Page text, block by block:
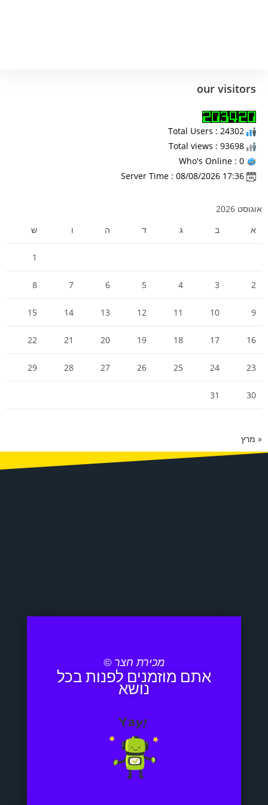
our visitors
אוגוסט 2026
א
ב ג ד ה ו ש
1
2
3
4
5
6
7
8
9
10
11
12
13
14
15
16
17
18
19
20
21
22
23
24
25
26
27
28
29
30
31
« מרץ
מכירת חצר ©
אתם מוזמנים לפנות בכל
נושא